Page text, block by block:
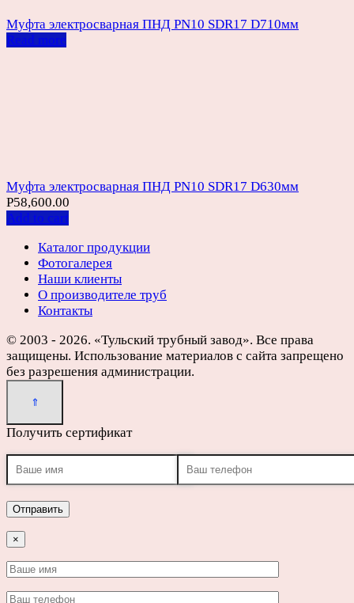
Муфта электросварная ПНД PN10 SDR17 D710мм
Read more
Муфта электросварная ПНД PN10 SDR17 D630мм
Р58,600.00
Add to cart
Каталог продукции
Фотогалерея
Наши клиенты
О производителе труб
Контакты
© 2003 - 2026. «Тульский трубный завод». Все права
защищены. Использование материалов с сайта запрещено
без разрешения администрации.
Получить сертификат
×